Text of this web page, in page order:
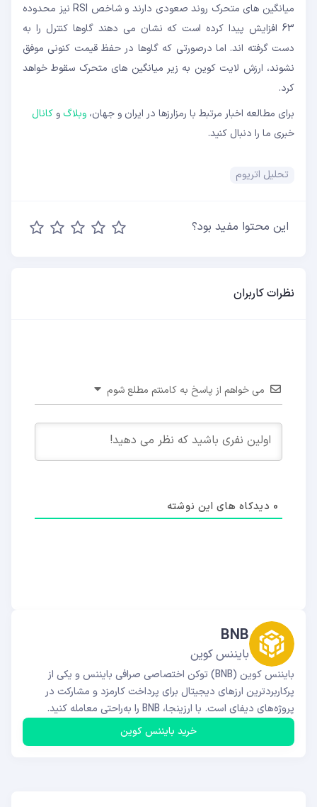
میانگین های متحرک روند صعودی دارند و شاخص RSI نیز محدوده
63 افزایش پیدا کرده است که نشان می دهند گاوها کنترل را به
دست گرفته اند. اما درصورتی که گاوها در حفظ قیمت کنونی موفق
نشوند، ارزش لایت کوین به زیر میانگین های متحرک سقوط خواهد
کرد.
برای مطالعه اخبار مرتبط با رمزارزها در ایران و جهان، وبلاگ و کانال
خبری ما را دنبال کنید.
تحلیل اتریوم
این محتوا مفید بود؟
نظرات کاربران
می خواهم از پاسخ به کامنتم مطلع شوم
0 دیدکاه های این نوشته
BNB
بایننس کوین
بایننس کوین (BNB) توکن اختصاصی صرافی بایننس و یکی از
پرکاربردترین ارزهای دیجیتال برای پرداخت کارمزد و مشارکت در
پروژه‌های دیفای است. با ارزینجا، BNB را به‌راحتی معامله کنید.
خرید بایننس کوین